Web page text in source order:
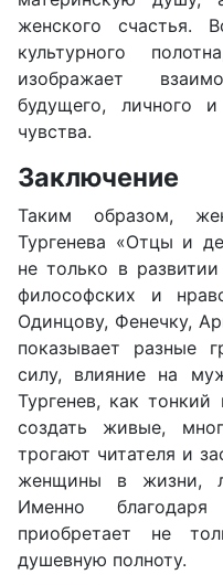
женского счастья.
культурного
изображает
будущего, личного
чувства.
Заключение
Таким образом,
Тургенева «Отцы и
не только в
философских и
Одинцову, Фенечку,
показывает разные
силу, влияние на
Тургенев, как
создать живые,
трогают читателя и
женщины в жизни,
Именно
приобретает не
душевную полноту.